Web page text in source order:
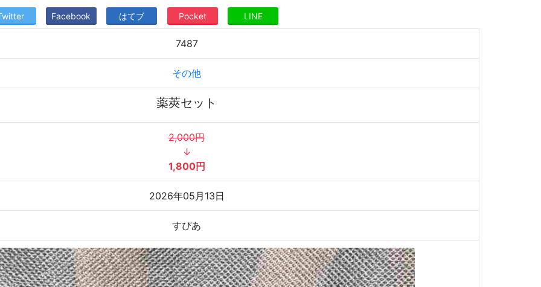
Facebook はてブ Pocket LINE
7487
その他
薬莢セット
2,000円
↓
1,800円
2026年05月13日
すぴあ